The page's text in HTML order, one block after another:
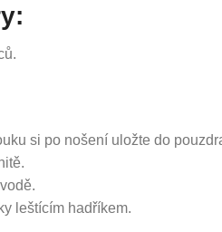
si po nošení uložte do
leštícím hadříkem.